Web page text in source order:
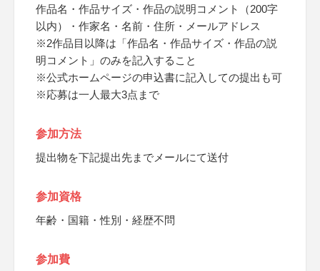
作品名・作品サイズ・作品の説明コメント（200字
以内）・作家名・名前・住所・メールアドレス
※2作品目以降は「作品名・作品サイズ・作品の説
明コメント」のみを記入すること
※公式ホームページの申込書に記入しての提出も可
※応募は一人最大3点まで
参加方法
提出物を下記提出先までメールにて送付
参加資格
年齢・国籍・性別・経歴不問
参加費